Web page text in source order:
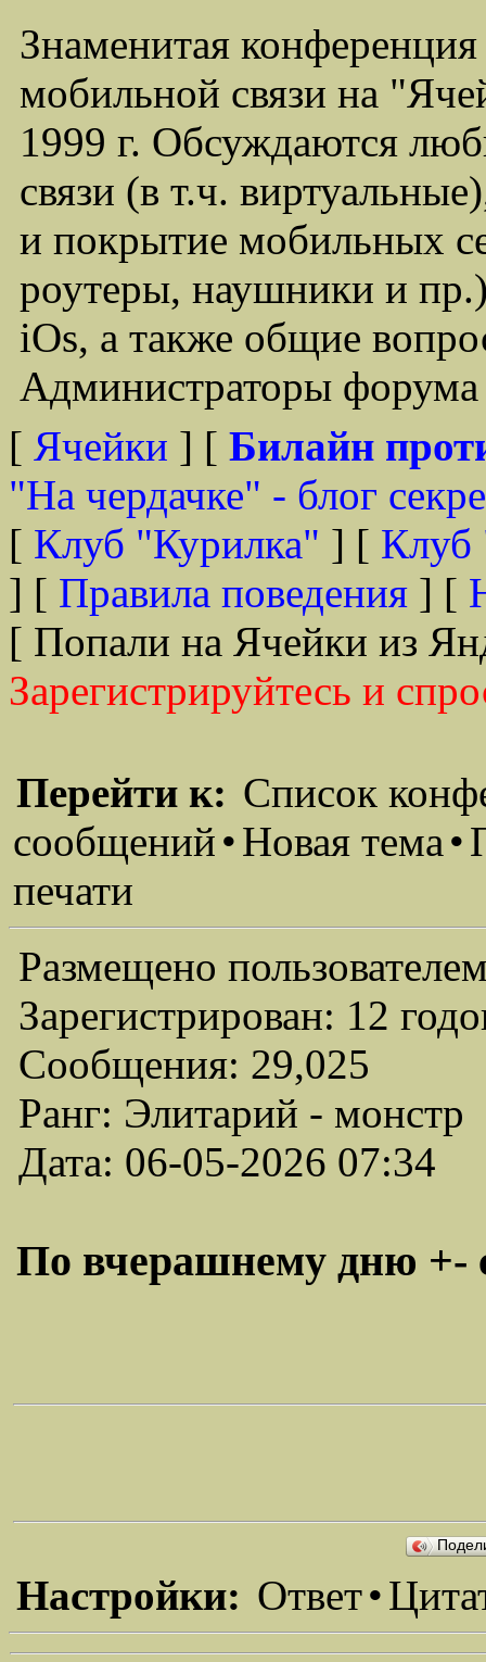
Знаменитая
мобильной связи на
1999 г. Обсуждаются
связи (в т.ч.
и покрытие мобильных
роутеры, наушники и
iOs, а также общие
Администраторы
[ Ячейки ] [ Билайн
"На чердачке" - блог
[ Клуб "Курилка" ] [ Клуб
] [ Правила поведения ] [
[ Попали на Ячейки из
Зарегистрируйтесь и
Перейти к: Список
сообщений•Новая тема•
печати
Размещено
Зарегистрирован: 12
Сообщения: 29,025
Ранг: Элитарий - монстр
Дата: 06-05-2026 07:34
По вчерашнему дню +-
Настройки: Ответ•